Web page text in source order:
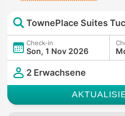
Check-in
Son, 1 Nov 2026
2 Erwachsene